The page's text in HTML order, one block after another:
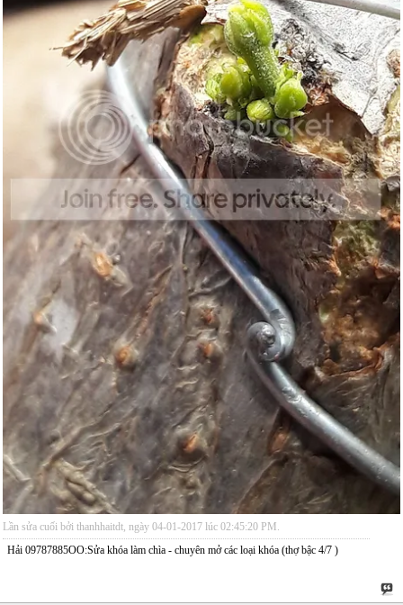
Lần sửa cuối bởi thanhhaitdt, ngày 04-01-2017 lúc 02:45:20 PM .
Hải 09787885OO:Sửa khóa làm chìa - chuyên mở các loại khóa (thợ bậc 4/7 )